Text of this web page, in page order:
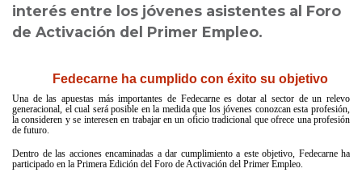
interés entre los jóvenes asistentes al Foro
de Activación del Primer Empleo.
Fedecarne ha cumplido con éxito su objetivo
Una de las apuestas más importantes de Fedecarne es dotar al sector de un relevo
generacional, el cual será posible en la medida que los jóvenes conozcan esta profesión,
la consideren y se interesen en trabajar en un oficio tradicional que ofrece una profesión
de futuro.
Dentro de las acciones encaminadas a dar cumplimiento a este objetivo, Fedecarne ha
participado en la Primera Edición del Foro de Activación del Primer Empleo.